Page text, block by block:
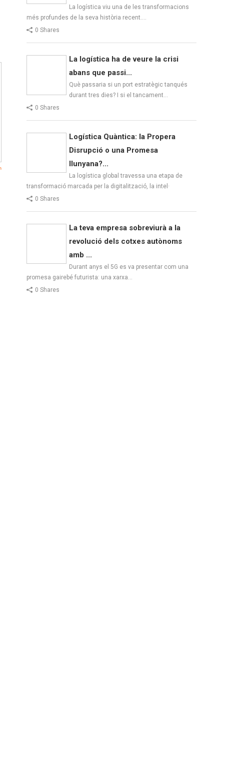
La logística viu una de les transformacions
més profundes de la seva història recent.…
0 Shares
La logística ha de veure la crisi
abans que passi...
Què passaria si un port estratègic tanqués
durant tres dies? I si el tancament…
0 Shares
Logística Quàntica: la Propera
Disrupció o una Promesa
llunyana?...
La logística global travessa una etapa de
transformació marcada per la digitalització, la intel·
0 Shares
La teva empresa sobreviurà a la
revolució dels cotxes autònoms
amb ...
Durant anys el 5G es va presentar com una
promesa gairebé futurista: una xarxa…
0 Shares